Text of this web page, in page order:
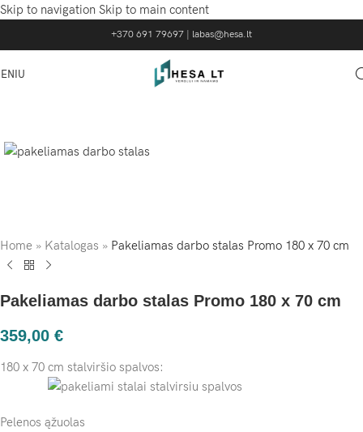
Skip to navigation Skip to main content
+370 691 79697 labas@hesa.lt
Home » Katalogas » Pakeliamas darbo stalas Promo 180 x 70 cm
Pakeliamas darbo stalas Promo 180 x 70 cm
359,00 €
180 x 70 cm stalviršio spalvos:
Pelenos ąžuolas